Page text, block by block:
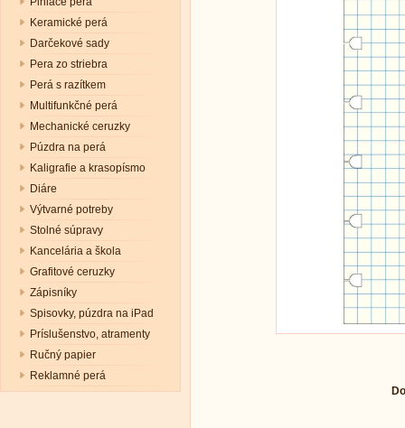
Keramické perá
Darčekové sady
Pera zo striebra
Perá s razítkem
Multifunkčné perá
Mechanické ceruzky
Púzdra na perá
Kaligrafie a krasopísmo
Diáre
Výtvarné potreby
Stolné súpravy
Kancelária a škola
Grafitové ceruzky
Zápisníky
Spisovky, púzdra na iPad
Príslušenstvo, atramenty
Ručný papier
Reklamné perá